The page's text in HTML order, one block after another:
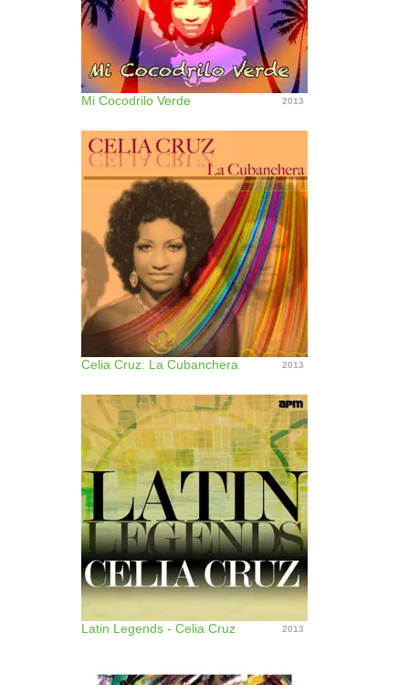
Mi Cocodrilo Verde 2013
Celia Cruz: La Cubanchera 2013
Latin Legends - Celia Cruz 2013